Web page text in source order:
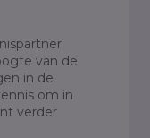
van de
in de
om in
verder